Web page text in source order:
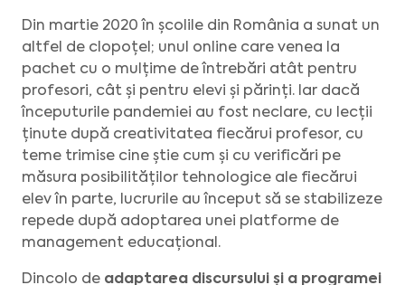
Din martie 2020 în școlile din România a sunat un
altfel de clopoțel; unul online care venea la
pachet cu o mulțime de întrebări atât pentru
profesori, cât și pentru elevi și părinți. Iar dacă
începuturile pandemiei au fost neclare, cu lecții
ținute după creativitatea fiecărui profesor, cu
teme trimise cine știe cum și cu verificări pe
măsura posibilităților tehnologice ale fiecărui
elev în parte, lucrurile au început să se stabilizeze
repede după adoptarea unei platforme de
management educațional.
Dincolo de adaptarea discursului și a programei